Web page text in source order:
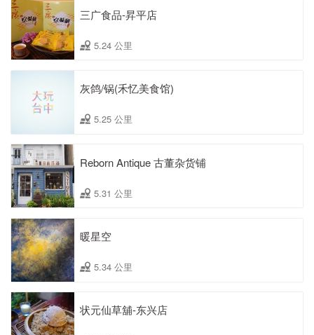
三广食品-昇平店
5.24 公里
灰鸽/锅(禾忆美食馆)
5.25 公里
Reborn Antique 古董杂货铺
5.31 公里
暖星空
5.34 公里
状元仙草舖-东兴店